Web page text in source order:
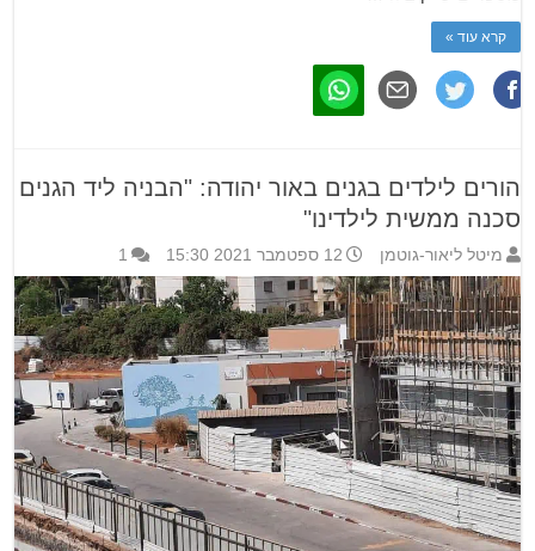
קרא עוד »
הורים לילדים בגנים באור יהודה: "הבניה ליד הגנים
סכנה ממשית לילדינו"
מיטל ליאור-גוטמן 12 ספטמבר 2021 15:30 1